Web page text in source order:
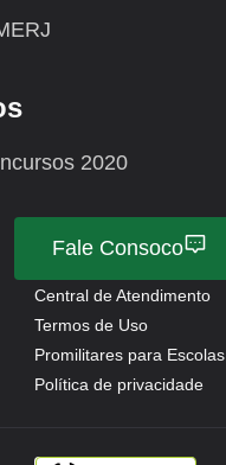
2020
Central de Atendimento
Termos de Uso
Promilitares para Escolas
Política de privacidade
Fale Consoco